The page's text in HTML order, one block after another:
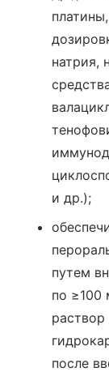
натрия,
и др.);
путем
по ≥100
раствор
после